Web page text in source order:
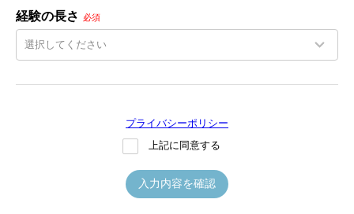
経験の長さ 必須
プライバシーポリシー
上記に同意する
入力内容を確認